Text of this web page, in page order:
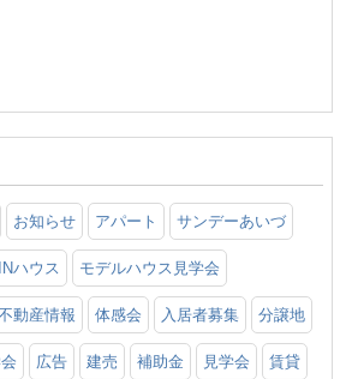
お知らせ アパート サンデーあいづ
ハウス モデルハウス見学会
動産情報 体感会 入居者募集 分譲地
広告 建売 補助金 見学会 賃貸